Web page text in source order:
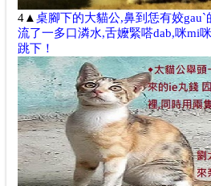
4▲桌腳下的大貓公,鼻到恁有姣gauˋ
流了一多口潾水,舌嬤緊嗒dab,咪mi
跳下！